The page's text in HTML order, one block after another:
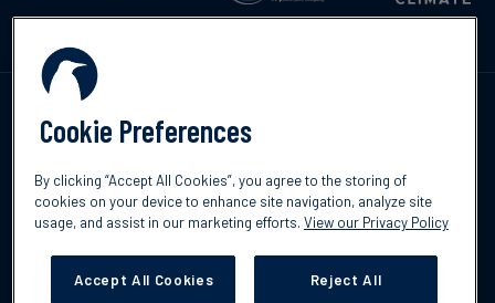
©2026 South Pole Datenschutzrichtlinien Impressum
Cookie Preferences
By clicking “Accept All Cookies”, you agree to the storing of
cookies on your device to enhance site navigation, analyze site
usage, and assist in our marketing efforts. View our Privacy Policy
Accept All Cookies Reject All